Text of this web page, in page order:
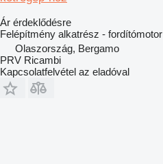
Ár érdeklődésre
Felépítmény alkatrész - fordítómotor
Olaszország, Bergamo
PRV Ricambi
Kapcsolatfelvétel az eladóval